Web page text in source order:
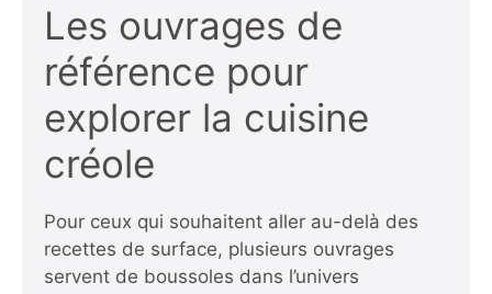
Les ouvrages de
référence pour
explorer la cuisine
créole
Pour ceux qui souhaitent aller au-delà des
recettes de surface, plusieurs ouvrages
servent de boussoles dans l’univers